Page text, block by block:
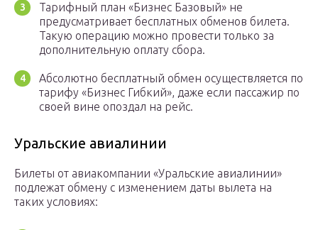
Тарифный план «Бизнес Базовый» не
предусматривает бесплатных обменов билета.
Такую операцию можно провести только за
дополнительную оплату сбора.
Абсолютно бесплатный обмен осуществляется по
тарифу «Бизнес Гибкий», даже если пассажир по
своей вине опоздал на рейс.
Уральские авиалинии
Билеты от авиакомпании «Уральские авиалинии»
подлежат обмену с изменением даты вылета на
таких условиях: